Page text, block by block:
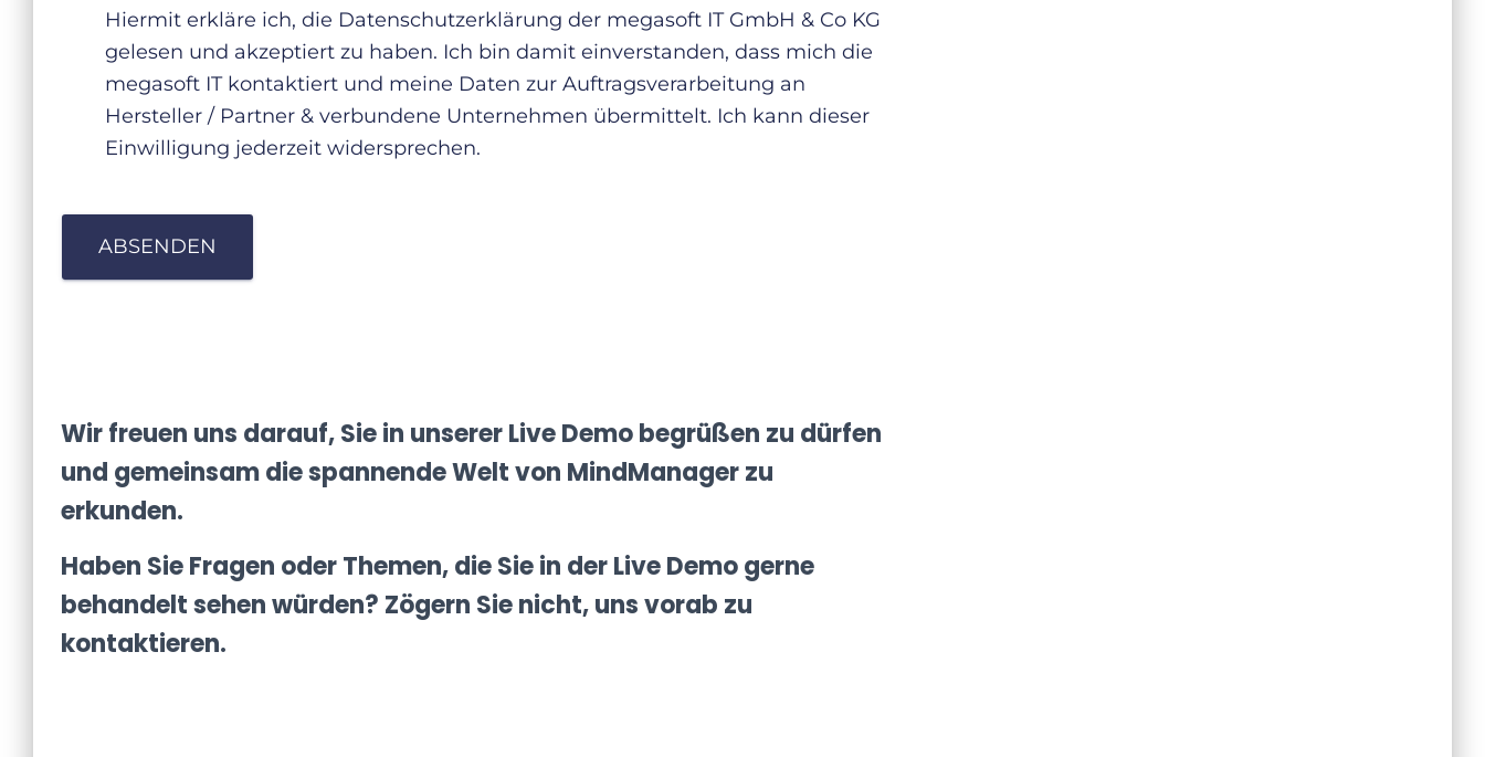
Hiermit erkläre ich, die Datenschutzerklärung der megasoft IT GmbH & Co KG
gelesen und akzeptiert zu haben. Ich bin damit einverstanden, dass mich die
megasoft IT kontaktiert und meine Daten zur Auftragsverarbeitung an
Hersteller / Partner & verbundene Unternehmen übermittelt. Ich kann dieser
Einwilligung jederzeit widersprechen.
ABSENDEN
Wir freuen uns darauf, Sie in unserer Live Demo begrüßen zu dürfen
und gemeinsam die spannende Welt von MindManager zu
erkunden.
Haben Sie Fragen oder Themen, die Sie in der Live Demo gerne
behandelt sehen würden? Zögern Sie nicht, uns vorab zu
kontaktieren.